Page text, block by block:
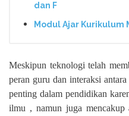
dan F
Modul Ajar Kurikulum
Meskipun teknologi telah
peran guru dan interaksi
penting dalam pendidikan
ilmu , namun juga mencakup